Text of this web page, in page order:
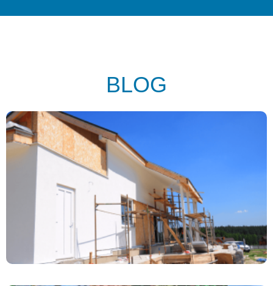
BLOG
Ocieplanie Domów Farbą Termoizolacyjną – Czy To
Działa?